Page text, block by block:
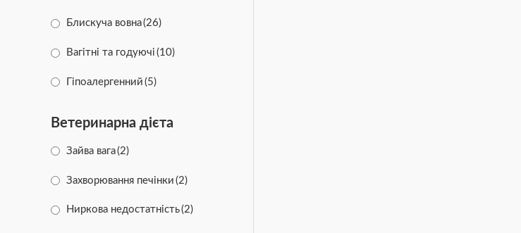
Блискуча вовна(26)
Вагітні та годуючі (10)
Гіпоалергенний (5)
Ветеринарна дієта
Зайва вага(2)
Захворювання печінки (2)
Ниркова недостатність(2)